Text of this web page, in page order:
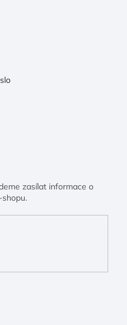
zasílat informace o